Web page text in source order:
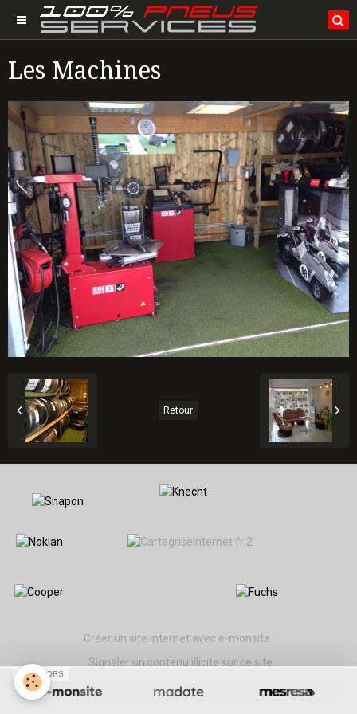
Les Machines
Retour
Créer un site internet avec e-monsite
Signaler un contenu illicite sur ce site
SPONSORS